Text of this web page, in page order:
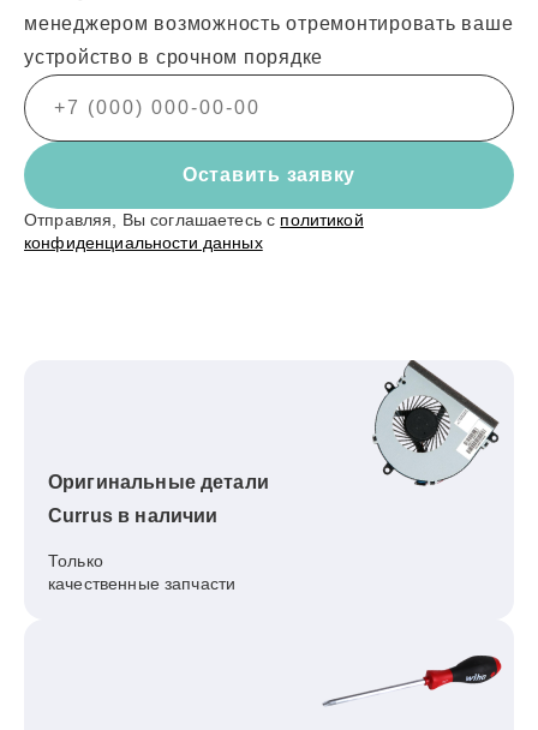
менеджером возможность отремонтировать ваше
устройство в срочном порядке
Оставить заявку
Отправляя, Вы соглашаетесь с политикой
конфиденциальности данных
Оригинальные детали
Currus в наличии
Только
качественные запчасти